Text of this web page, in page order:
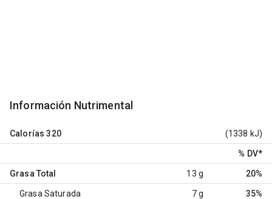
Información Nutrimental
Calorías 320 (1338 kJ)
% DV*
Grasa Total 13 g 20%
Grasa Saturada 7 g 35%